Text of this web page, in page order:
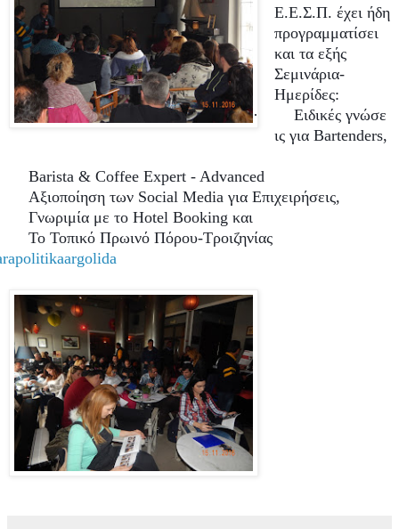
Ε.Ε.Σ.Π. έχει ήδη
προγραμματίσει
και τα εξής
Σεμινάρια-
Ημερίδες:
·
Ειδικές γνώσε
ις για Bartenders,
Barista & Coffee Expert - Advanced
Αξιοποίηση των Social Media για Επιχειρήσεις,
Γνωριμία με το Hotel Booking και
Το Τοπικό Πρωινό Πόρου-Τροιζηνίας